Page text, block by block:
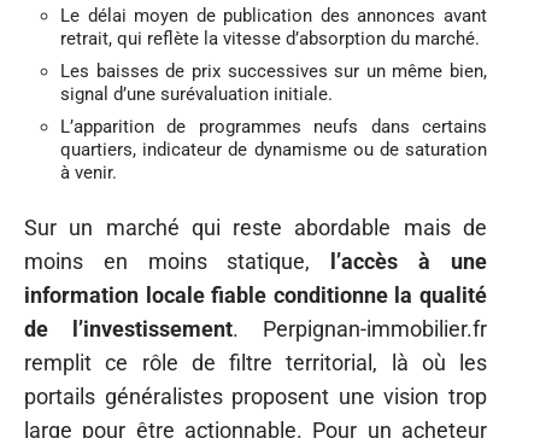
Le délai moyen de publication des annonces avant
retrait, qui reflète la vitesse d’absorption du marché.
Les baisses de prix successives sur un même bien,
signal d’une surévaluation initiale.
L’apparition de programmes neufs dans certains
quartiers, indicateur de dynamisme ou de saturation
à venir.
Sur un marché qui reste abordable mais de
moins en moins statique,
l’accès à une
information locale fiable conditionne la qualité
de l’investissement. Perpignan-immobilier.fr
remplit ce rôle de filtre territorial, là où les
portails généralistes proposent une vision trop
large pour être actionnable. Pour un acheteur